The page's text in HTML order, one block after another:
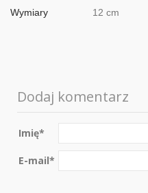
Wymiary 12 cm
Dodaj komentarz
Imię*
E-mail*